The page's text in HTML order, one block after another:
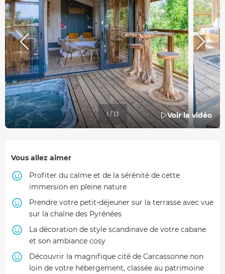
Voir la vidéo
1 / 13
Vous allez aimer
Profiter du calme et de la sérénité de cette
immersion en pleine nature
Prendre votre petit-déjeuner sur la terrasse avec vue
sur la chaîne des Pyrénées
La décoration de style scandinave de votre cabane
et son ambiance cosy
Découvrir la magnifique cité de Carcassonne non
loin de votre hébergement, classée au patrimoine